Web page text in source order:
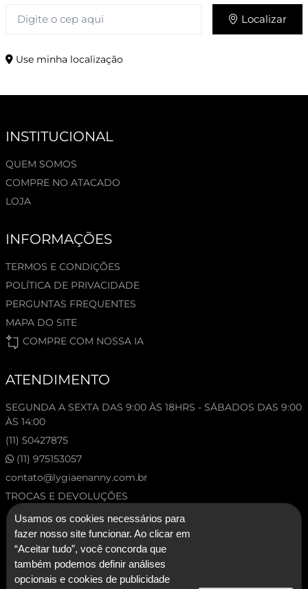
Localizar
Use minha localização
INSTITUCIONAL
QUEM SOMOS
COMPRE NO ATACADO
LOJA
INFORMAÇÕES
TERMOS E CONDIÇÕES
POLÍTICA DE PRIVACIDADE
PERGUNTAS FREQUENTES
MAPA DO SITE
COMPRE COM NOSSA IA
ATENDIMENTO
SEGUNDA A SEXTA DAS 9:00 ÀS 18HRS - SÁBADOS DAS 9:00
ÀS 14:00
(11) 50427875
(11) 975153057
contato@lygiaenanny.com.br
TROCAS E DEVOLUÇÕES
Usamos os cookies necessários para
fazer nosso site funcionar. Ao clicar em
“Aceitar tudo”, você concorda que
também podemos definir análises
opcionais e cookies de publicidade